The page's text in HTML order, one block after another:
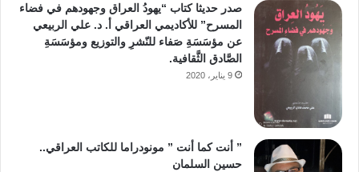
صدر حديثا كتاب “يهودُ العراق وجهودهم في فضاء
المسرح” للأكاديمي العراقي أ. د. علي الربيعي
عن مؤسَسَةِ صَفاء للنّشرِ والتوزيع ومؤسَسَةِ
الصَّادق الثَّقافية.
9 يناير، 2020
” أنت كما أنت ” مونودراما للكاتب العراقي..
حسين السلمان